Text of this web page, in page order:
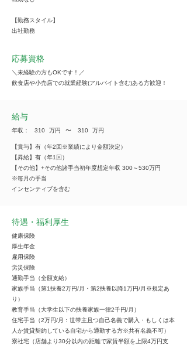
【勤務スタイル】
出社勤務
応募資格
＼未経験の方もOKです！／
飲食店や小売店での就業経験(アルバイト含む)ある方歓迎！
給与
年収： 310 万円 ​〜 310 万円
【賞与】有（年2回※業績により金額決定）
【昇給】有（年1回）
【その他】+その他諸手当初年度想定年収 300～530万円
※毎月の手当
インセンティブを含む
待遇・福利厚生
健康保険
厚生年金
雇用保険
労災保険
通勤手当（全額支給）
家族手当（第1扶養2万円/月・第2扶養以降1万円/月※規定あ
り）
教育手当（大学生以下の扶養家族一律2千円/月）
住宅手当（2万円/月：世帯主且つ自己名義で購入・もしくは本
人か賃貸契約している自宅から通勤する方※共有名義不可）
寮社宅（店舗より30分以内の距離で家賃半額を上限4万円支